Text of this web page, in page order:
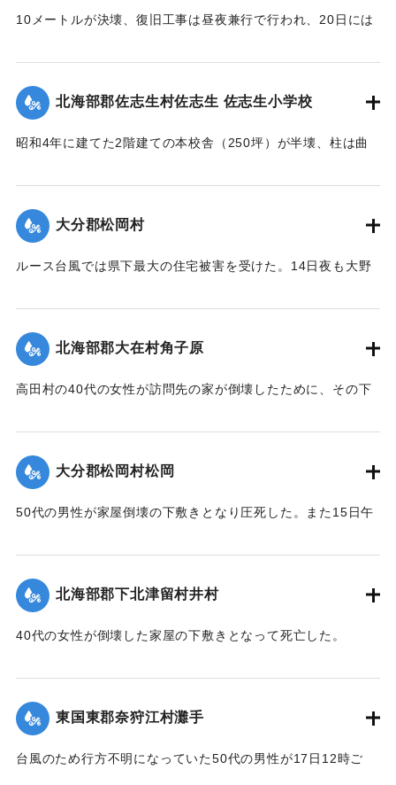
々安堵セルモ去昭和二十六年ノルース台風ノ際一瞬ニシテ流
途ノ光明ハ完全ニ消滅シテ仕舞タノテアル 時ノ両川村長権
保馬氏ト両川村議會長安部邦夫氏ノ聡明ト侠氣トハ快ク地元
数
十万圓ノ巨費ヲ投ジ着工数ヶ月ニシテ縣北屈指ノ雄大堅牢ヲ
挺
身的協力トハ其効績實ニ著大ナモノガアル 僅々五十戸ニ過
ギ
設
サレタ事ハ時代文化ノ餘澤トハ言ヘ實ニ一世ノ奇蹟トシテ交
通
昭和三十一年九月仲秋 院内村 教育委員會
※碑文の画像（2枚目）・翻刻は「デジタル拓本」による。
｜固有コード:
10メートルが決壊、復旧工事は昼夜兼行で行われ、20日には
｜固有コード:
北海部郡佐志生村佐志生 佐志生小学校
昭和4年に建てた2階建ての本校舎（250坪）が半壊、柱は曲
全部使用不能に陥り、420名の生徒は教室を失ってしまった。
緊急臨時村議会の結果、割合損害の少ない2階建ての講堂兼教
室に1年2学級と6年2学級を収容、他の8学級300名を桑原、目
したが生徒が多数のため机を入れることもできず、板の間に
｜固有コード:
大分郡松岡村
ルース台風では県下最大の住宅被害を受けた。14日夜も大野
れ被害のひどかった松岡、菰田集落ではわずか9戸のうち住宅
2戸、非住家5戸、死者1人を出した。そのほか建物の全半壊は
310棟を数えた。
【出典：大分合同新聞 1951年10月22日朝刊1面】
北海部郡大在村角子原
高田村の40代の女性が訪問先の家が倒壊したために、その下
｜固有コード:
大分郡松岡村松岡
50代の男性が家屋倒壊の下敷きとなり圧死した。また15日午
防署の調べによると損害17万円。
【出典：大分合同新聞 1951年10月18日朝刊2面】
｜固有コード: 005200115
北海部郡下北津留村井村
40代の女性が倒壊した家屋の下敷きとなって死亡した。
｜固有コード: 005200116
東国東郡奈狩江村灘手
台風のため行方不明になっていた50代の男性が17日12時ご